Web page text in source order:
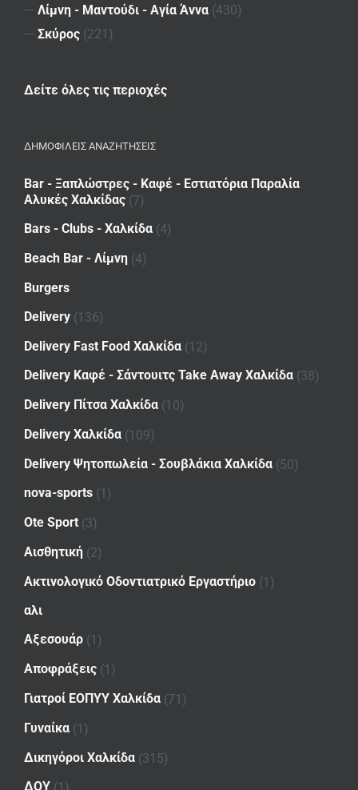
— Λίμνη - Μαντούδι - Αγία Άννα (430)
— Σκύρος (221)
Δείτε όλες τις περιοχές
ΔΗΜΟΦΙΛΕΙΣ ΑΝΑΖΗΤΗΣΕΙΣ
Bar - Ξαπλώστρες - Καφέ - Εστιατόρια Παραλία
Αλυκές Χαλκίδας (7)
Bars - Clubs - Χαλκίδα (4)
Beach Bar - Λίμνη (4)
Burgers
Delivery (136)
Delivery Fast Food Χαλκίδα (12)
Delivery Καφέ - Σάντουιτς Take Away Χαλκίδα (38)
Delivery Πίτσα Χαλκίδα (10)
Delivery Χαλκίδα (109)
Delivery Ψητοπωλεία - Σουβλάκια Χαλκίδα (50)
nova-sports (1)
Ote Sport (3)
Αισθητική (2)
Ακτινολογικό Οδοντιατρικό Εργαστήριο (1)
αλι
Αξεσουάρ (1)
Αποφράξεις (1)
Γιατροί ΕΟΠΥΥ Χαλκίδα (71)
Γυναίκα (1)
Δικηγόροι Χαλκίδα (315)
ΔΟΥ